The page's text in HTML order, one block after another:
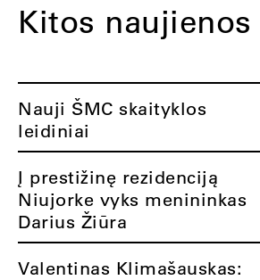
Kitos naujienos
Nauji ŠMC skaityklos
leidiniai
Į prestižinę rezidenciją
Niujorke vyks menininkas
Darius Žiūra
Valentinas Klimašauskas: